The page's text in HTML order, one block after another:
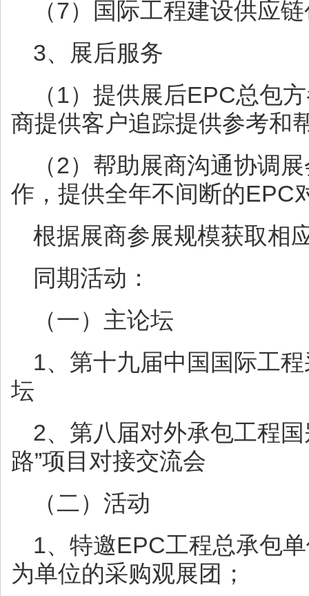
（7）国际工程建设供应
3、展后服务
（1）提供展后EPC总包
商提供客户追踪提供参考和
（2）帮助展商沟通协调
作，提供全年不间断的EPC
根据展商参展规模获取相
同期活动：
（一）主论坛
1、第十九届中国国际工
坛
2、第八届对外承包工程
路”项目对接交流会
（二）活动
1、特邀EPC工程总承包
为单位的采购观展团；